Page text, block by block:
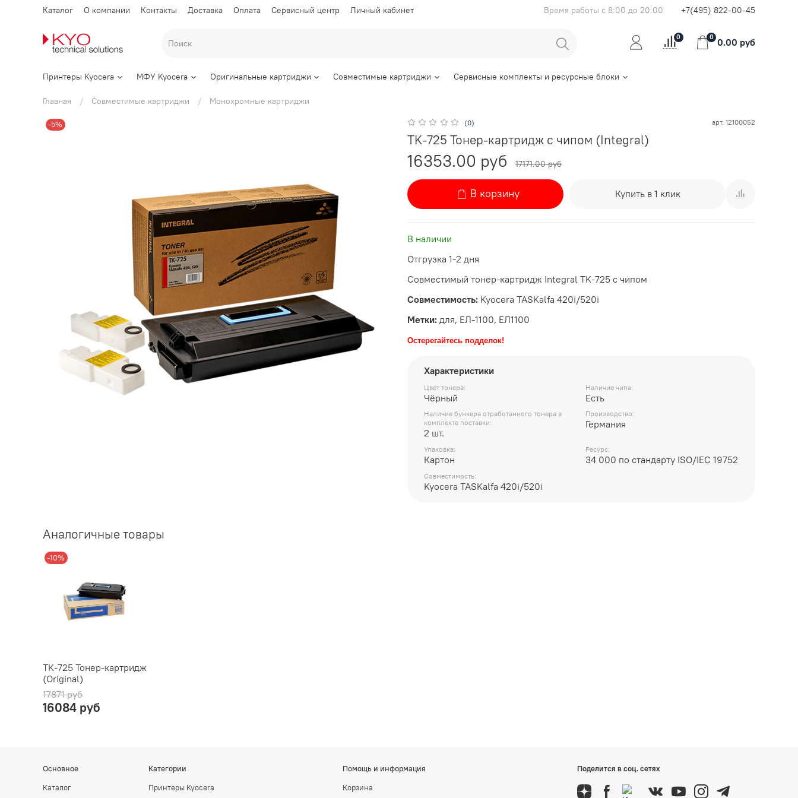
Каталог О компании Контакты Доставка Оплата Сервисный центр Личный кабинет Время работы с 8:00 до 20:00 +7(495) 822-00-45
0 0 0.00 руб
Принтеры Kyocera МФУ Kyocera Оригинальные картриджи Совместимые картриджи Сервисные комплекты и ресурсные блоки
Главная Совместимые картриджи Монохромные картриджи
-5% (0) арт. 12100052
TK-725 Тонер-картридж с чипом (Integral)
16353.00 руб 17171.00 руб
В корзину Купить в 1 клик
В наличии
Отгрузка 1-2 дня
Совместимый тонер-картридж Integral TK-725 с чипом
Совместимость: Kyocera TASKalfa 420i/520i
Метки: для, ЕЛ-1100, ЕЛ1100
Остерегайтесь подделок!
Характеристики
Цвет тонера:
Чёрный
Наличие чипа:
Есть
Наличие бункера отработанного тонера в
комплекте поставки:
2 шт.
Производство:
Германия
Упаковка:
Картон
Ресурс:
34 000 по стандарту ISO/IEC 19752
Совместимость:
Kyocera TASKalfa 420i/520i
Аналогичные товары
-10%
TK-725 Тонер-картридж
(Original)
17871 руб
16084 руб
Основное
Каталог
Категории
Принтеры Kyocera
Помощь и информация
Корзина
Поделится в соц. сетях